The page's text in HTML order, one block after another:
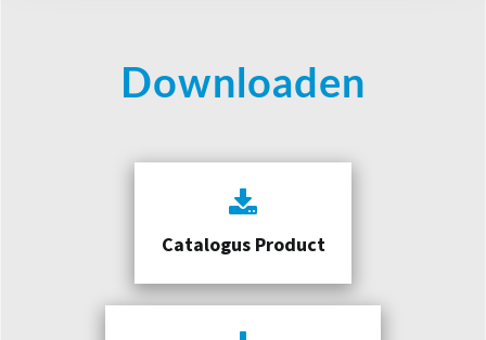
Downloaden
Catalogus Product